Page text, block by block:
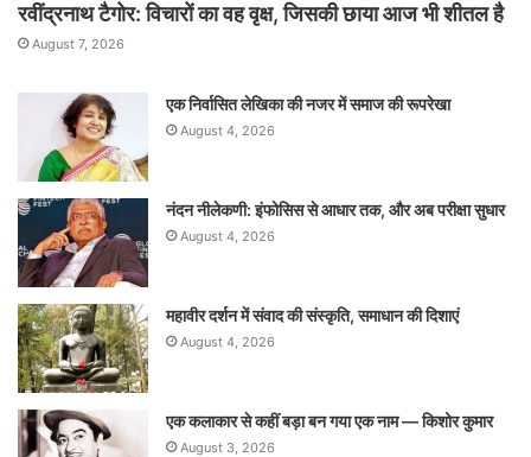
रवींद्रनाथ टैगोर: विचारों का वह वृक्ष, जिसकी छाया आज भी शीतल है
August 7, 2026
एक निर्वासित लेखिका की नजर में समाज की रूपरेखा
August 4, 2026
नंदन नीलेकणी: इंफोसिस से आधार तक, और अब परीक्षा सुधार
August 4, 2026
महावीर दर्शन में संवाद की संस्कृति, समाधान की दिशाएं
August 4, 2026
एक कलाकार से कहीं बड़ा बन गया एक नाम — किशोर कुमार
August 3, 2026